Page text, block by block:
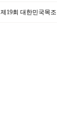
제19회 대한민국목